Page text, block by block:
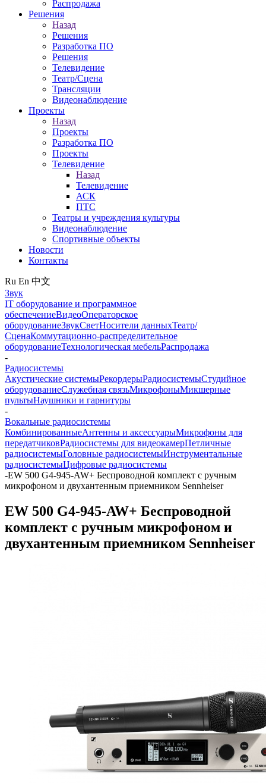
Распродажа
Решения
Назад
Решения
Разработка ПО
Решения
Телевидение
Театр/Сцена
Трансляции
Видеонаблюдение
Проекты
Назад
Проекты
Разработка ПО
Проекты
Телевидение
Назад
Телевидение
АСК
ПТС
Театры и учреждения культуры
Видеонаблюдение
Спортивные объекты
Новости
Контакты
Ru En 中文
Звук
IT оборудование и программное
обеспечениеВидеоОператорское
оборудованиеЗвукСветНосители данныхТеатр/
СценаКоммутационно-распределительное
оборудованиеТехнологическая мебельРаспродажа
-
Радиосистемы
Акустические системыРекордерыРадиосистемыСтудийное
оборудованиеСлужебная связьМикрофоныМикшерные
пультыНаушники и гарнитуры
-
Вокальные радиосистемы
КомбинированныеАнтенны и аксессуарыМикрофоны для
передатчиковРадиосистемы для видеокамерПетличные
радиосистемыГоловные радиосистемыИнструментальные
радиосистемыЦифровые радиосистемы
-EW 500 G4-945-AW+ Беспроводной комплект с ручным
микрофоном и двухантенным приемником Sennheiser
EW 500 G4-945-AW+ Беспроводной
комплект с ручным микрофоном и
двухантенным приемником Sennheiser